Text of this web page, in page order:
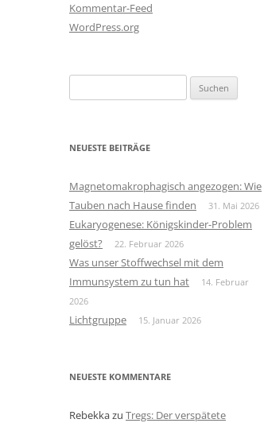
Kommentar-Feed
WordPress.org
nach:
NEUESTE BEITRÄGE
Magnetomakrophagisch angezogen: Wie
Tauben nach Hause finden
31. Mai 2026
Eukaryogenese: Königskinder-Problem
gelöst?
22. Februar 2026
Was unser Stoffwechsel mit dem
Immunsystem zu tun hat
14. Februar
2026
Lichtgruppe 15. Januar 2026
NEUESTE KOMMENTARE
Rebekkazu Tregs: Der verspätete